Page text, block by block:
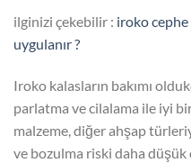
ilginizi çekebilir : iroko cephe
uygulanır ?
Iroko kalasların bakımı
parlatma ve cilalama ile iyi
malzeme, diğer ahşap
ve bozulma riski daha